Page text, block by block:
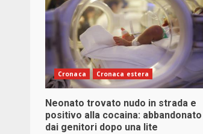
Cronaca Cronaca estera
Neonato trovato nudo in strada e
positivo alla cocaina: abbandonato
dai genitori dopo una lite